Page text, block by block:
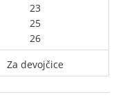
23
25
26
Za devojčice